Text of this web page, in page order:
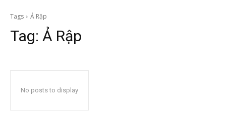
Tags Ả Rập
Tag: Ả Rập
No posts to display